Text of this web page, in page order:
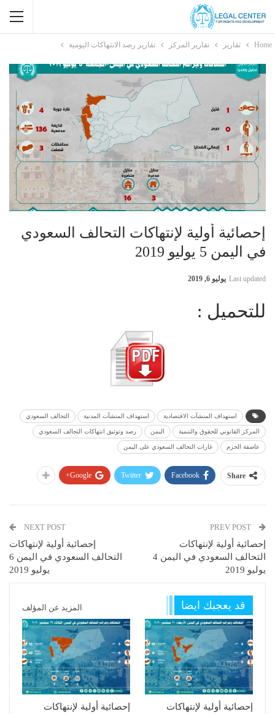
Home تقارير تقارير المركز تقارير رصد الانتهاكات اليومية
إحصائية أولية لإنتهاكات التحالف السعودي
في اليمن 5 يوليو 2019
Last updated يوليو 6, 2019
للتحميل :
استهداف المنشآت الاقتصادية استهداف المنشآت المدنية التحالف السعودي
المركز القانوني للحقوق والتنمية اليمن رصد وتوثيق انتهاكات التحالف السعودي
عاصفة الحزم غارات التحالف السعودي على اليمن
Share
Facebook
Twitter
Google+
إحصائية أولية لإنتهاكات
التحالف السعودي في اليمن 4
يوليو 2019
NEXT POST
إحصائية أولية لإنتهاكات
التحالف السعودي في اليمن 6
يوليو 2019
قد يعجبك ايضا المزيد عن المؤلف
إحصائية أولية لإنتهاكات
إحصائية أولية لإنتهاكات